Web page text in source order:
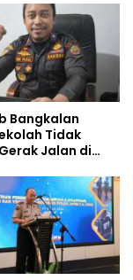
Limbah
Optimal
Bangkalan
Tidak
Jalan di